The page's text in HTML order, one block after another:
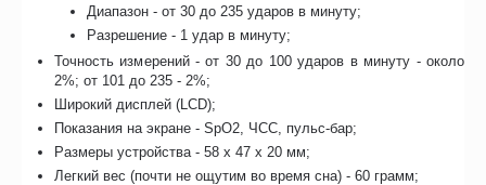
Диапазон - от 30 до 235 ударов в минуту;
Разрешение - 1 удар в минуту;
Точность измерений - от 30 до 100 ударов в минуту - около
2%; от 101 до 235 - 2%;
Широкий дисплей (LCD);
Показания на экране - SpO2, ЧСС, пульс-бар;
Размеры устройства - 58 х 47 х 20 мм;
Легкий вес (почти не ощутим во время сна) - 60 грамм;